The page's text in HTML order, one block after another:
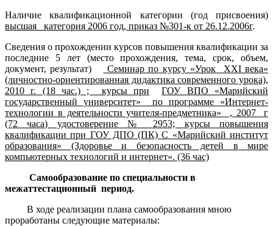
Наличие квалификационной категории (год присвоения)
высшая категория 2006 год, приказ №301-к от 26.12.2006г.
Сведения о прохождении курсов повышения квалификации за
последние 5 лет (место прохождения, тема, срок, объем,
документ, результат)
Семинар по курсу «Урок XXI века»
(личностно-ориентированная дидактика современного урока),
2010 г. (18 час.) ; курсы при
ГОУ ВПО «Марийский
государственный университет» по программе «Интернет-
технологии в деятельности учителя-предметника» , 2007 г
(72 часа) удостоверение № 2953; курсы повышения
квалификации при ГОУ ДПО (ПК) С «Марийский институт
образования» (Здоровье и безопасность детей в мире
компьютерных технологий и интернет». (36 час)
Самообразование по специальности в
межаттестационный период.
В ходе реализации плана самообразования мною
проработаны следующие материалы: